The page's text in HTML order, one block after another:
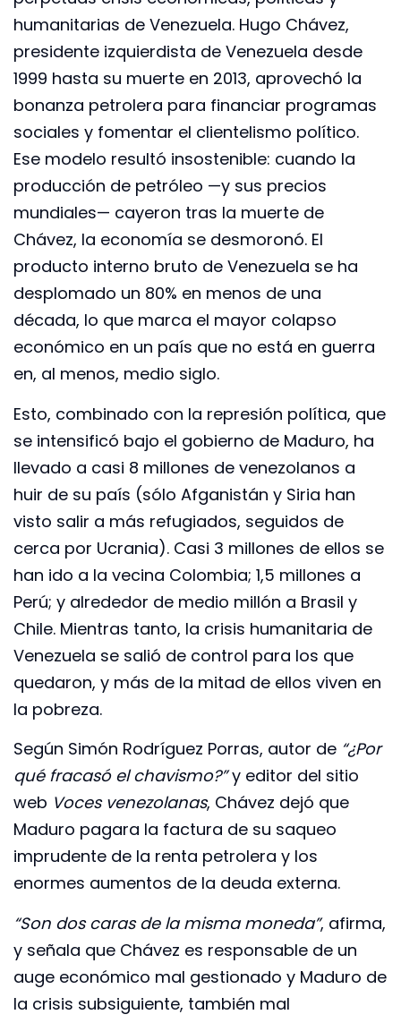
humanitarias de Venezuela. Hugo Chávez,
presidente izquierdista de Venezuela desde
1999 hasta su muerte en 2013, aprovechó la
bonanza petrolera para financiar programas
sociales y fomentar el clientelismo político.
Ese modelo resultó insostenible: cuando la
producción de petróleo —y sus precios
mundiales— cayeron tras la muerte de
Chávez, la economía se desmoronó. El
producto interno bruto de Venezuela se ha
desplomado un 80% en menos de una
década, lo que marca el mayor colapso
económico en un país que no está en guerra
en, al menos, medio siglo.
Esto, combinado con la represión política, que
se intensificó bajo el gobierno de Maduro, ha
llevado a casi 8 millones de venezolanos a
huir de su país (sólo Afganistán y Siria han
visto salir a más refugiados, seguidos de
cerca por Ucrania). Casi 3 millones de ellos se
han ido a la vecina Colombia; 1,5 millones a
Perú; y alrededor de medio millón a Brasil y
Chile. Mientras tanto, la crisis humanitaria de
Venezuela se salió de control para los que
quedaron, y más de la mitad de ellos viven en
la pobreza.
Según Simón Rodríguez Porras, autor de “¿Por
qué fracasó el chavismo?”y editor del sitio
web Voces venezolanas, Chávez dejó que
Maduro pagara la factura de su saqueo
imprudente de la renta petrolera y los
enormes aumentos de la deuda externa.
“Son dos caras de la misma moneda”, afirma,
y ​​señala que Chávez es responsable de un
auge económico mal gestionado y Maduro de
la crisis subsiguiente, también mal